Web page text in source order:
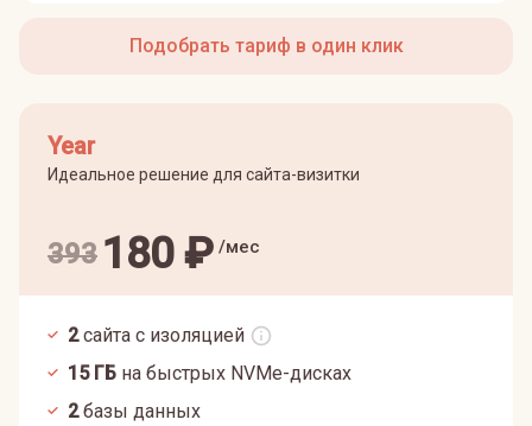
Подобрать тариф в один клик
Year
Идеальное решение для сайта-визитки
393 180₽ /мес
2 сайта с изоляцией
15ГБ на быстрых NVMe-дисках
2базы данных